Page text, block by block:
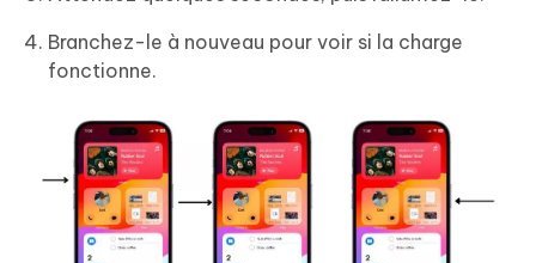
Branchez-le à nouveau pour voir si la charge
fonctionne.